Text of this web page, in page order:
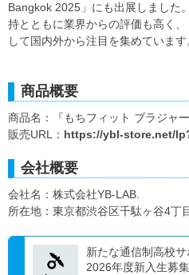
Bangkok 2025」にも出展しました
持とともに業界からの評価も高く
して国内外から注目を集めています
商品概要
商品名：『もちフィット ブラジャ
販売URL： https://ybl-store.net/
会社概要
会社名：株式会社YB-LAB.
所在地：東京都渋谷区千駄ヶ谷4丁
新たな通信制高校サ
2026年度新入生募